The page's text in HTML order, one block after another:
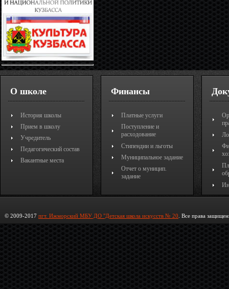
О школе
История школы
Прием в школу
Учредитель
Педагогический состав
Вакантные места
Финансы
Платные услуги
Поступление и
расходование
Стипендии и льготы
Муниципальное задание
Отчет о муницип.
задание
© 2009-2017 пгт. Ижморский МБУ ДО "Детская школа искусств № 20 . Все права